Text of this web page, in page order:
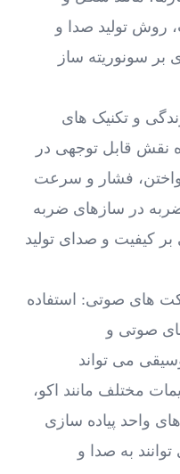
روش تولید صدا و
بر سونوریته ساز
و تکنیک ‌های
نقش قابل توجهی در
فشار و سرعت
در سازهای ضربه
بر کیفیت و صدای تولید
های صوتی: استفاده
صوتی و
می ‌تواند
مختلف مانند اکو،
واحد پیاده ‌سازی
به صدا و